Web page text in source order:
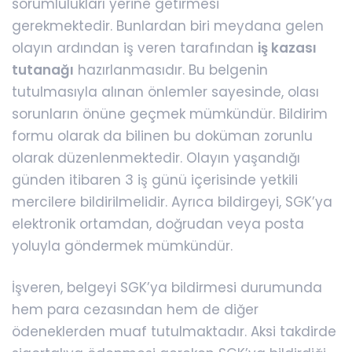
gerekmektedir. Bunlardan biri meydana gelen
olayın ardından iş veren tarafından iş kazası
tutanağı hazırlanmasıdır. Bu belgenin
tutulmasıyla alınan önlemler sayesinde, olası
sorunların önüne geçmek mümkündür. Bildirim
formu olarak da bilinen bu doküman zorunlu
olarak düzenlenmektedir. Olayın yaşandığı
günden itibaren 3 iş günü içerisinde yetkili
mercilere bildirilmelidir. Ayrıca bildirgeyi, SGK’ya
elektronik ortamdan, doğrudan veya posta
yoluyla göndermek mümkündür.
İşveren, belgeyi SGK’ya bildirmesi durumunda
hem para cezasından hem de diğer
ödeneklerden muaf tutulmaktadır. Aksi takdirde